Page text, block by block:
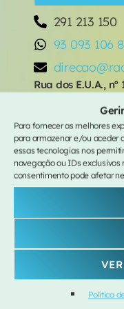
Para fornecer as melhores
para armazenar e/ou aceder
essas tecnologias nos
navegação ou IDs exclusivos
consentimento pode afetar
Política
TARDE
Vitamina C
14:00 - 17:00
Vitamina C
com HUGO
Entre as 14:00 e as
AS MAIS
A
Mimicat
Se
Khiaro
From
291 213 150
93 093 106 8
Rua dos E.U.A., nº
EM